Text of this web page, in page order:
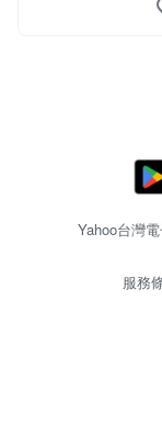
Yahoo台灣
服務